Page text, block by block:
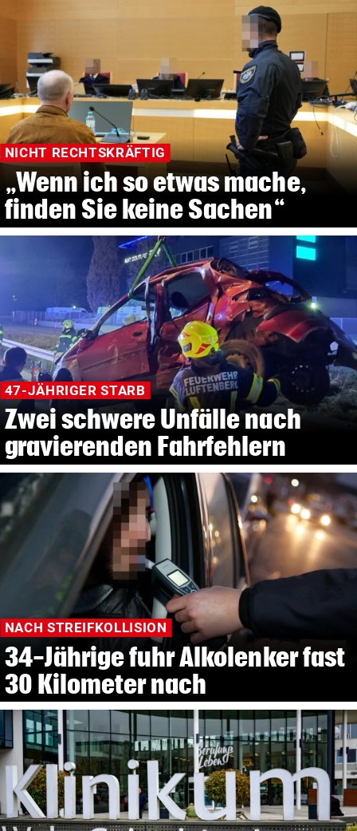
NICHT RECHTSKRÄFTIG
„Wenn ich so etwas mache,
finden Sie keine Sachen“
47-JÄHRIGER STARB
Zwei schwere Unfälle nach
gravierenden Fahrfehlern
NACH STREIFKOLLISION
34-Jährige fuhr Alkolenker fast
30 Kilometer nach